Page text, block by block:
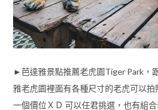
►芭達雅景點推薦老虎園Tiger Park，
雅老虎園裡面有各種尺寸的老虎可以
一個價位ＸＤ 可以任君挑選，也有組